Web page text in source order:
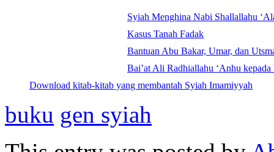
Syiah Menghina Nabi Shallallahu
Kasus Tanah Fadak
Bantuan Abu Bakar, Umar, dan
Bai’at Ali Radhiallahu ‘Anhu
Download kitab-kitab yang membantah Syiah Imamiyyah
buku gen syiah